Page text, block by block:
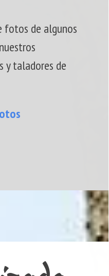
fotos de algunos
y taladores de